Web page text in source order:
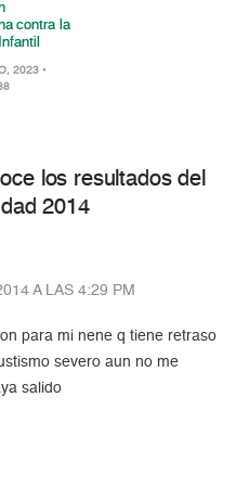
contra la
2023 •
los resultados del
2014
A LAS 4:29 PM
para mi nene q tiene retraso
severo aun no me
salido